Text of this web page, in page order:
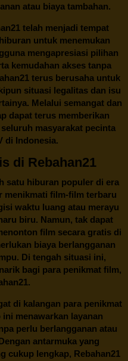
atau biaya tambahan.
telah menjadi tempat
untuk menemukan
mengapresiasi pilihan
kemudahan akses tanpa
terus berusaha untuk
situasi legalitas dan isu
Melalui semangat dan
dapat terus memberikan
masyarakat pecinta
di Indonesia.
di Rebahan21
satu hiburan populer di era
menikmati film-film terbaru
waktu luang atau merayu
biru. Namun, tak dapat
film secara gratis di
biaya berlangganan
Di tengah situasi ini,
bagi para penikmat film,
di kalangan para penikmat
menawarkan layanan
perlu berlangganan atau
antarmuka yang
cukup lengkap, Rebahan21